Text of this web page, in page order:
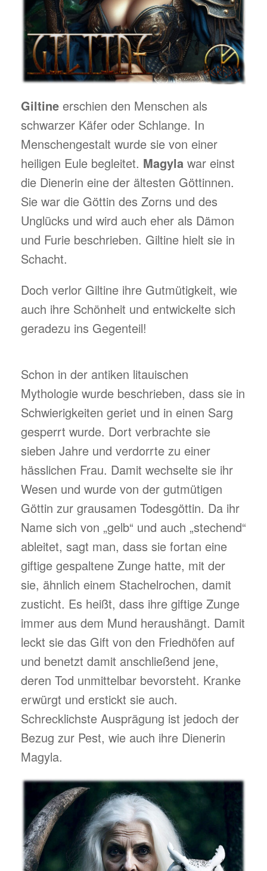
Giltine erschien den Menschen als
schwarzer Käfer oder Schlange. In
Menschengestalt wurde sie von einer
heiligen Eule begleitet. Magyla war einst
die Dienerin eine der ältesten Göttinnen.
Sie war die Göttin des Zorns und des
Unglücks und wird auch eher als Dämon
und Furie beschrieben. Giltine hielt sie in
Schacht.
Doch verlor Giltine ihre Gutmütigkeit, wie
auch ihre Schönheit und entwickelte sich
geradezu ins Gegenteil!
Schon in der antiken litauischen
Mythologie wurde beschrieben, dass sie in
Schwierigkeiten geriet und in einen Sarg
gesperrt wurde. Dort verbrachte sie
sieben Jahre und verdorrte zu einer
hässlichen Frau. Damit wechselte sie ihr
Wesen und wurde von der gutmütigen
Göttin zur grausamen Todesgöttin. Da ihr
Name sich von „gelb“ und auch „stechend“
ableitet, sagt man, dass sie fortan eine
giftige gespaltene Zunge hatte, mit der
sie, ähnlich einem Stachelrochen, damit
zusticht. Es heißt, dass ihre giftige Zunge
immer aus dem Mund heraushängt. Damit
leckt sie das Gift von den Friedhöfen auf
und benetzt damit anschließend jene,
deren Tod unmittelbar bevorsteht. Kranke
erwürgt und erstickt sie auch.
Schrecklichste Ausprägung ist jedoch der
Bezug zur Pest, wie auch ihre Dienerin
Magyla.